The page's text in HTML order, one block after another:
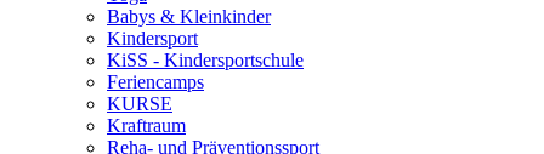
Babys & Kleinkinder
Kindersport
KiSS - Kindersportschule
Feriencamps
KURSE
Kraftraum
Reha- und Präventionssport